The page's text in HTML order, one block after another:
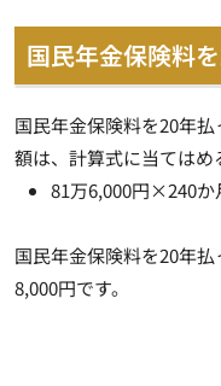
国民年金保険料
国民年金保険料を20年
額は、計算式に当てはめ
81万6,000円×240
国民年金保険料を20年払
8,000円です。